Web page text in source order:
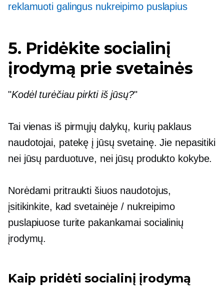
reklamuoti galingus nukreipimo puslapius
5. Pridėkite socialinį
įrodymą prie svetainės
"Kodėl turėčiau pirkti iš jūsų?"
Tai vienas iš pirmųjų dalykų, kurių paklaus
naudotojai, patekę į jūsų svetainę. Jie nepasitiki
nei jūsų parduotuve, nei jūsų produkto kokybe.
Norėdami pritraukti šiuos naudotojus,
įsitikinkite, kad svetainėje / nukreipimo
puslapiuose turite pakankamai socialinių
įrodymų.
Kaip pridėti socialinį įrodymą